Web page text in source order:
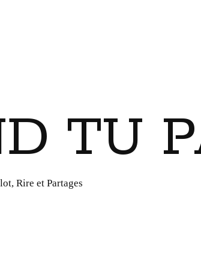
TU
Rire et Partages